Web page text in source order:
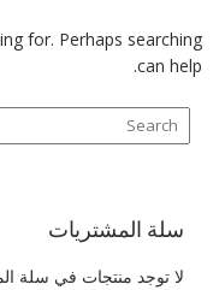
for. Perhaps searching
can help.
سلة المشتريات
لا توجد منتجات في سلة